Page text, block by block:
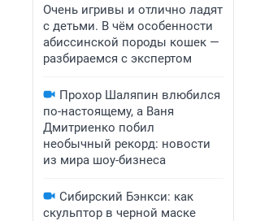
Очень игривы и отлично ладят
с детьми. В чём особенности
абиссинской породы кошек —
разбираемся с экспертом
Прохор Шаляпин влюбился
по-настоящему, а Ваня
Дмитриенко побил
необычный рекорд: новости
из мира шоу-бизнеса
Сибирский Бэнкси: как
скульптор в черной маске